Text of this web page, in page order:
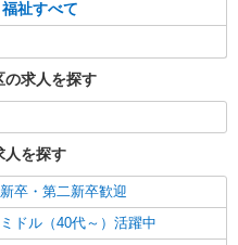
祉すべて
の求人を探す
人を探す
新卒・第二新卒歓迎
ミドル（40代～）活躍中